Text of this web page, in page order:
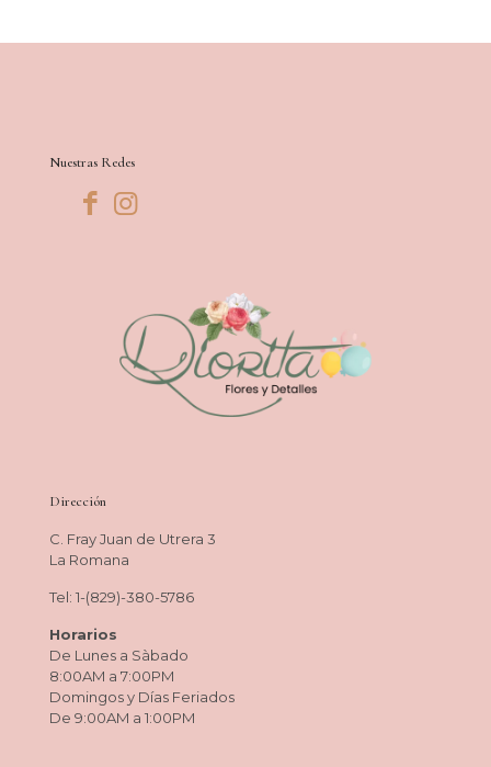
Nuestras Redes
Dirección
C. Fray Juan de Utrera 3
La Romana
Tel: 1-(829)-380-5786
Horarios
De Lunes a Sàbado
8:00AM a 7:00PM
Domingos y Días Feriados
De 9:00AM a 1:00PM